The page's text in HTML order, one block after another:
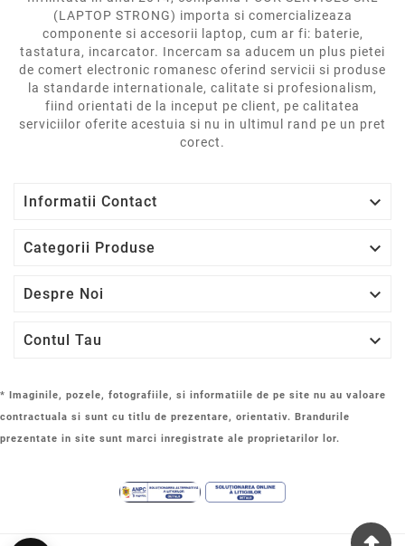
(LAPTOP STRONG) importa si comercializeaza
componente si accesorii laptop, cum ar fi: baterie,
tastatura, incarcator. Incercam sa aducem un plus pietei
de comert electronic romanesc oferind servicii si produse
la standarde internationale, calitate si profesionalism,
fiind orientati de la inceput pe client, pe calitatea
serviciilor oferite acestuia si nu in ultimul rand pe un pret
corect.
Informatii Contact 
Categorii Produse 
Despre Noi 
Contul Tau 
* Imaginile, pozele, fotografiile, si informatiile de pe site nu au valoare
contractuala si sunt cu titlu de prezentare, orientativ. Brandurile
prezentate in site sunt marci inregistrate ale proprietarilor lor.